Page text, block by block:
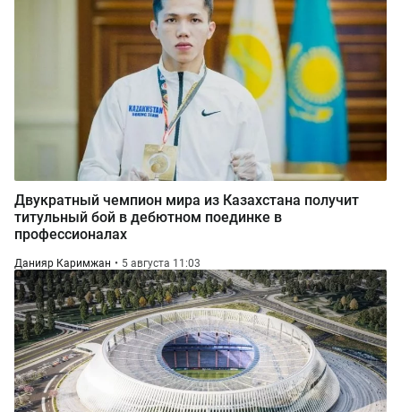
Двукратный чемпион мира из Казахстана получит
титульный бой в дебютном поединке в
профессионалах
Данияр Каримжан 5 августа 11:03